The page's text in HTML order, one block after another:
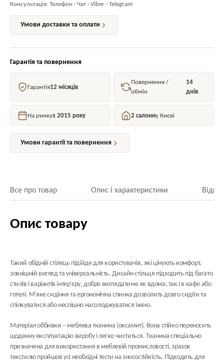
Консультація: Телефон · Чат · Viber · Telegram
Умови доставки та оплати
Гарантія та повернення
Гарантія12 місяців
Повернення /
обмін
14
днів
На ринкуз 2015 року 2 салониу Києві
Умови гарантії та повернення
Все про товар Опис і характеристики
Опис товару
Такий обідній стілець підійде для користувачів, які цінують комфорт,
зовнішній вигляд та універсальність. Дизайн стільця підходить під багато
стилів і варіантів інтер'єру, добре виглядатиме як вдома, так і в кафе або
готелі. М'яке сидіння та ергономічна спинка дозволить довго сидіти та
спілкуватися або неспішно насолоджуватися їжею.
Матеріал оббивки – меблева тканина (оксамит). Вона стійко переносить
щоденну експлуатацію виробу і легко чиститься. Тканина спеціально
призначена для використання в меблевій промисловості, зразок
текстилю пройшов усі необхідні тести на зносостійкість. Підходить для